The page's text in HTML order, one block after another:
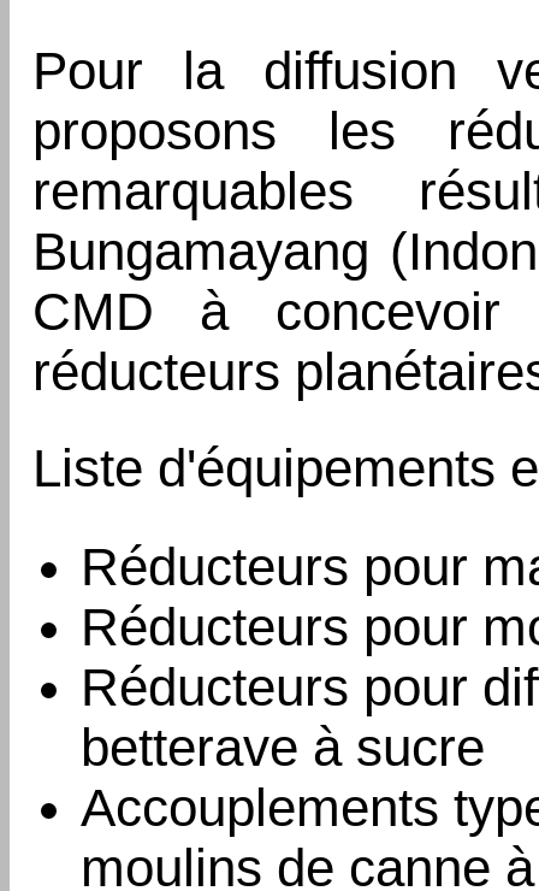
Pour la diffusion
proposons les
remarquables
Bungamayang
CMD à concevoir
réducteurs
Liste d'équipements
Réducteurs pour
Réducteurs pour
Réducteurs pour
betterave à sucre
Accouplements
moulins de canne